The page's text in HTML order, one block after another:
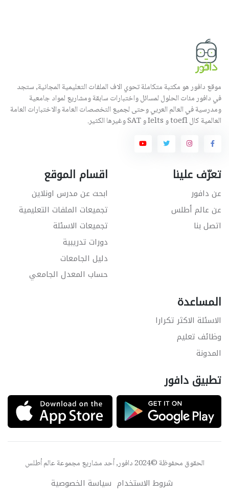
موقع دافور هو مكتبة متكاملة تحوي الاف الملفات التعليمية المجانية, ستجد
في دافور مئات الحلول لمسائل واختبارات سابقة ومشاريع لمواد جامعية
ومدرسية في العالم العربي وحتى لجميع التخصصات العامة والاختبارات العامة
العالمية كال toefl و Ielts و SAT وغيرها الكثير.
تعرّف علينا
عن دافور
عن عالم أطلس
اتصل بنا
اقسام الموقع
ابحث عن مدرس اونلاين
تجميعات الملفات التعليمية
تجميعات الاسئلة
دورات تدريبية
دليل الجامعات
حساب المعدل الجامعي
المساعدة
الاسئلة الاكثر تكرارا
وظائف تعليم
المدونة
تطبيق دافور
الحقوق محفوظة ©2024 دافور, أحد مشاريع مجموعة عالم أطلس
شروط الاستخدام سياسة الخصوصية